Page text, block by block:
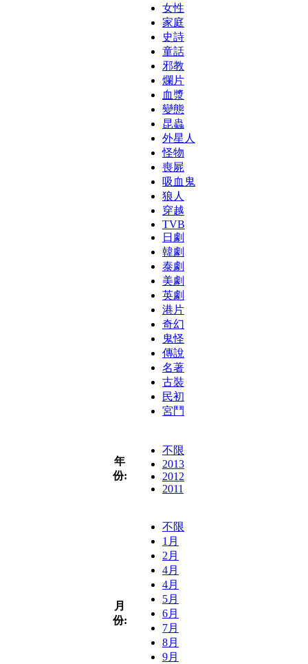
女性
家庭
史詩
童話
邪教
爛片
血漿
變態
昆蟲
外星人
怪物
喪屍
吸血鬼
狼人
穿越
TVB
日劇
韓劇
泰劇
美劇
英劇
港片
奇幻
鬼怪
傳說
名著
古裝
民初
宮鬥
年
份:
不限
2013
2012
2011
月
份:
不限
1月
2月
4月
4月
5月
6月
7月
8月
9月